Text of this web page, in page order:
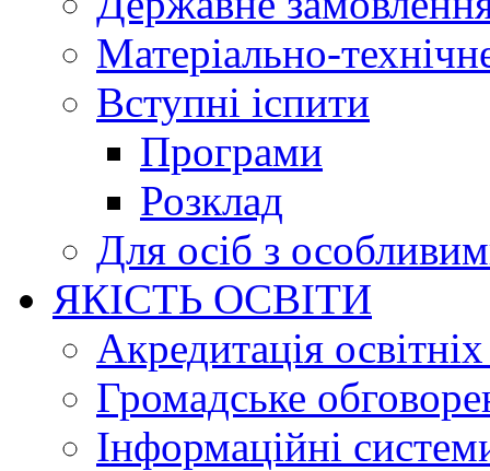
Матеріально-
Вступні іспити
Програми
Розклад
Для осіб з
ЯКІСТЬ ОСВІТИ
Акредитація
Громадське
Інформаційні